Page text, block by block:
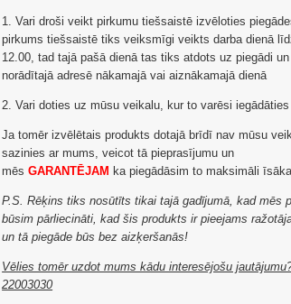
1. Vari droši veikt pirkumu tiešsaistē izvēloties
pirkums tiešsaistē tiks veiksmīgi veikts darba dienā
12.00, tad tajā pašā dienā tas tiks atdots uz piegādi
norādītajā adresē nākamajā vai aiznākamajā dienā
2. Vari doties uz mūsu veikalu, kur to varēsi
Ja tomēr izvēlētais produkts dotajā brīdī nav mūsu
sazinies ar mums, veicot tā pieprasījumu un
mēsGARANTĒJAM ka piegādāsim to maksimāli
P.S. Rēķins tiks nosūtīts tikai tajā gadījumā, kad mēs
būsim pārliecināti, kad šis produkts ir pieejams
un tā piegāde būs bez aizķeršanās!
Vēlies tomēr uzdot mums kādu interesējošu
22003030